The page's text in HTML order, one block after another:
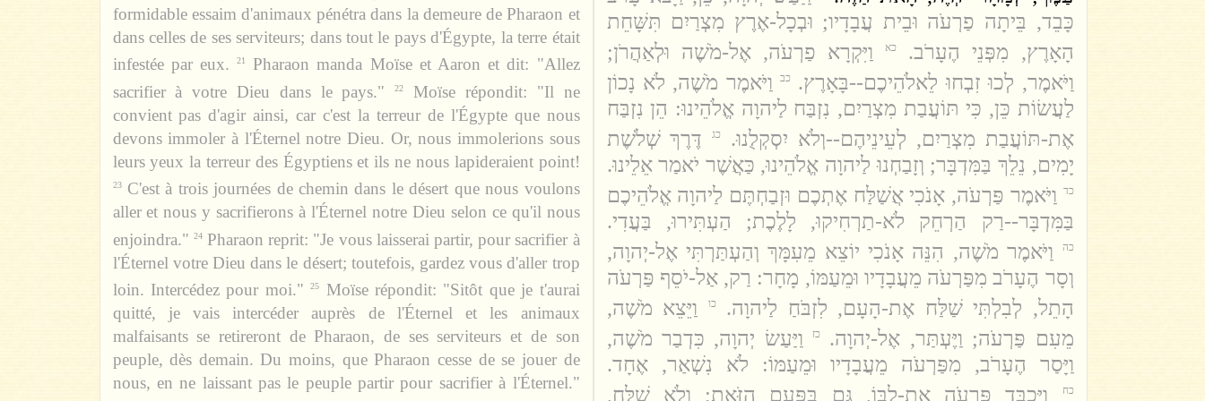
formidable essaim d'animaux pénétra dans la demeure de Pharaon et
dans celles de ses serviteurs; dans tout le pays d'Égypte, la terre était
infestée par eux.
21
Pharaon manda Moïse et Aaron et dit: "Allez
sacrifier à votre Dieu dans le pays."
22
Moïse répondit: "Il ne
convient pas d'agir ainsi, car c'est la terreur de l'Égypte que nous
devons immoler à l'Éternel notre Dieu. Or, nous immolerions sous
leurs yeux la terreur des Égyptiens et ils ne nous lapideraient point!
23
C'est à trois journées de chemin dans le désert que nous voulons
aller et nous y sacrifierons à l'Éternel notre Dieu selon ce qu'il nous
enjoindra." 24 Pharaon reprit: "Je vous laisserai partir, pour sacrifier à
l'Éternel votre Dieu dans le désert; toutefois, gardez vous d'aller trop
loin. Intercédez pour moi."
25
Moïse répondit: "Sitôt que je t'aurai
quitté, je vais intercéder auprès de l'Éternel et les animaux
malfaisants se retireront de Pharaon, de ses serviteurs et de son
peuple, dès demain. Du moins, que Pharaon cesse de se jouer de
nous, en ne laissant pas le peuple partir pour sacrifier à l'Éternel."
כָּבֵד, בֵּיתָה פַרְעֹה וּבֵית עֲבָדָיו; וּבְכָל-אֶרֶץ מִצְרַיִם תִּשָּׁחֵת
הָאָרֶץ, מִפְּנֵי הֶעָרֹב.
כא
וַיִּקְרָא פַרְעֹה, אֶל-מֹשֶׁה וּלְאַהֲרֹן;
וַיֹּאמֶר, לְכוּ זִבְחוּ לֵאלֹהֵיכֶם--בָּאָרֶץ.
כב
וַיֹּאמֶר מֹשֶׁה, לֹא נָכוֹן
לַעֲשׂוֹת כֵּן, כִּי תּוֹעֲבַת מִצְרַיִם, נִזְבַּח לַיהוָה אֱלֹהֵינוּ: הֵן נִזְבַּח
אֶת-תּוֹעֲבַת מִצְרַיִם, לְעֵינֵיהֶם--וְלֹא יִסְקְלֻנוּ.
כג
דֶּרֶךְ שְׁלֹשֶׁת
יָמִים, נֵלֵךְ בַּמִּדְבָּר; וְזָבַחְנוּ לַיהוָה אֱלֹהֵינוּ, כַּאֲשֶׁר יֹאמַר אֵלֵינוּ.
כד וַיֹּאמֶר פַּרְעֹה, אָנֹכִי אֲשַׁלַּח אֶתְכֶם וּזְבַחְתֶּם לַיהוָה אֱלֹהֵיכֶם
בַּמִּדְבָּר--רַק הַרְחֵק לֹא-תַרְחִיקוּ, לָלֶכֶת; הַעְתִּירוּ, בַּעֲדִי.
כה
וַיֹּאמֶר מֹשֶׁה, הִנֵּה אָנֹכִי יוֹצֵא מֵעִמָּךְ וְהַעְתַּרְתִּי אֶל-יְהוָה,
וְסָר הֶעָרֹב מִפַּרְעֹה מֵעֲבָדָיו וּמֵעַמּוֹ, מָחָר: רַק, אַל-יֹסֵף פַּרְעֹה
הָתֵל, לְבִלְתִּי שַׁלַּח אֶת-הָעָם, לִזְבֹּחַ לַיהוָה.
כו
וַיֵּצֵא מֹשֶׁה,
מֵעִם פַּרְעֹה; וַיֶּעְתַּר, אֶל-יְהוָה.
כז
וַיַּעַשׂ יְהוָה, כִּדְבַר מֹשֶׁה,
וַיָּסַר הֶעָרֹב, מִפַּרְעֹה מֵעֲבָדָיו וּמֵעַמּוֹ: לֹא נִשְׁאַר, אֶחָד.
כח וַיַּכְבֵּד פַּרְעֹה אֶת-לִבּוֹ, גַּם בַּפַּעַם הַזֹּאת; וְלֹא שִׁלַּח,